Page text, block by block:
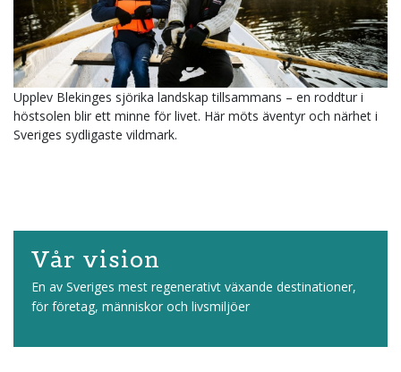
Upplev Blekinges sjörika landskap tillsammans – en roddtur i
höstsolen blir ett minne för livet. Här möts äventyr och närhet i
Sveriges sydligaste vildmark.
Vår vision
En av Sveriges mest regenerativt växande destinationer,
för företag, människor och livsmiljöer